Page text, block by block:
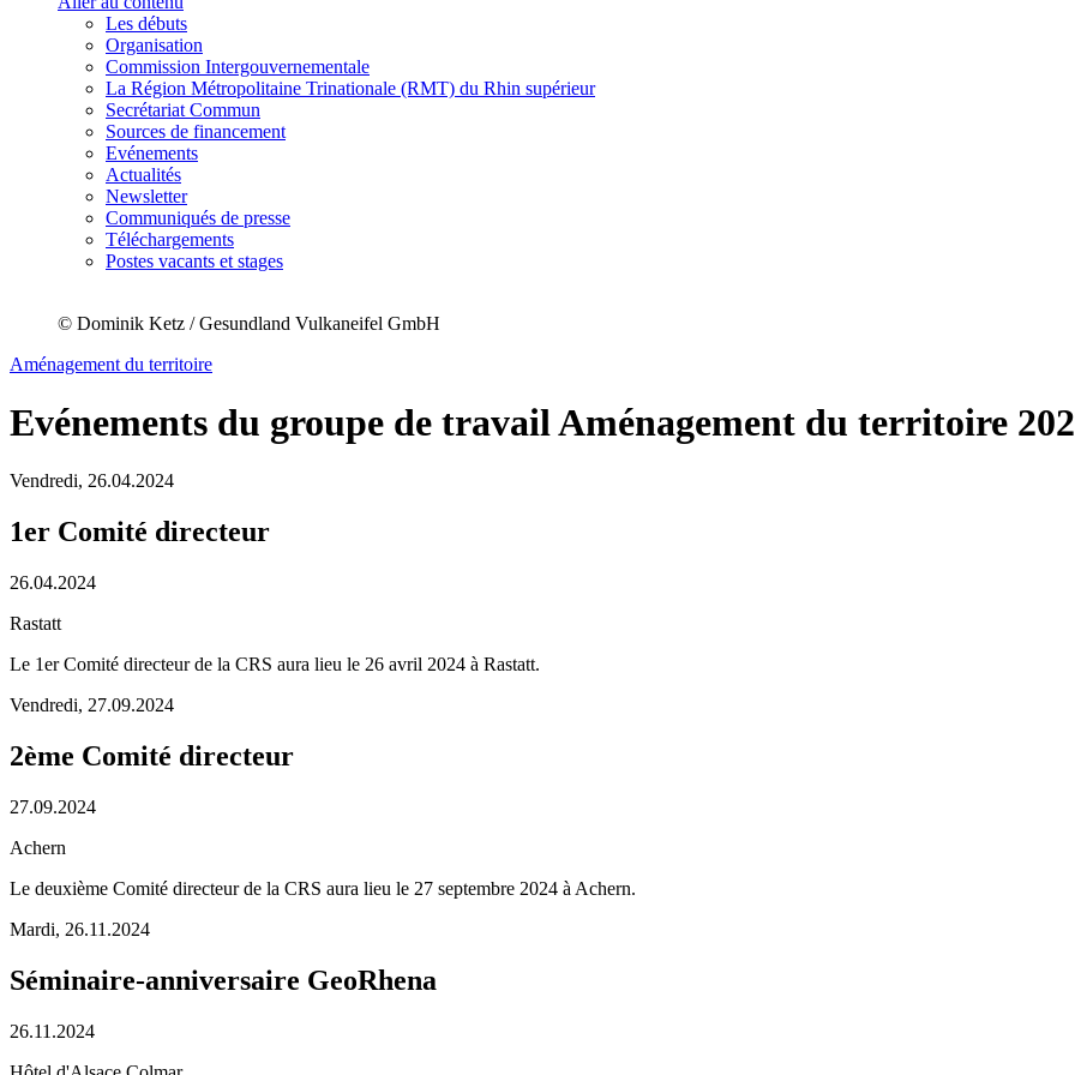
Les débuts
Organisation
Commission Intergouvernementale
La Région Métropolitaine Trinationale (RMT) du Rhin supérieur
Secrétariat Commun
Sources de financement
Evénements
Actualités
Newsletter
Communiqués de presse
Téléchargements
Postes vacants et stages
© Dominik Ketz / Gesundland Vulkaneifel GmbH
Aménagement du territoire
Evénements du groupe de travail Aménagement du territoire
Vendredi, 26.04.2024
1er Comité directeur
26.04.2024
Rastatt
Le 1er Comité directeur de la CRS aura lieu le 26 avril 2024 à Rastatt.
Vendredi, 27.09.2024
2ème Comité directeur
27.09.2024
Achern
Le deuxième Comité directeur de la CRS aura lieu le 27 septembre 2024 à Achern.
Mardi, 26.11.2024
Séminaire-anniversaire GeoRhena
26.11.2024